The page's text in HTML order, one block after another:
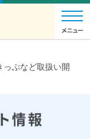
ぷなど取扱い開
情報